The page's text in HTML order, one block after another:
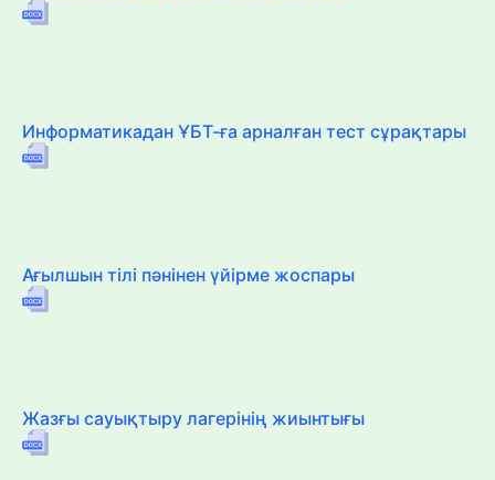
Информатикадан ҰБТ-ға арналған тест сұрақтары
Ағылшын тілі пәнінен үйірме жоспары
Жазғы сауықтыру лагерінің жиынтығы